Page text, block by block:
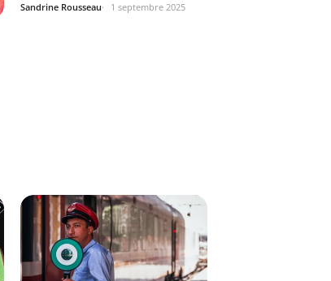
Sandrine Rousseau 1 septembre 2025